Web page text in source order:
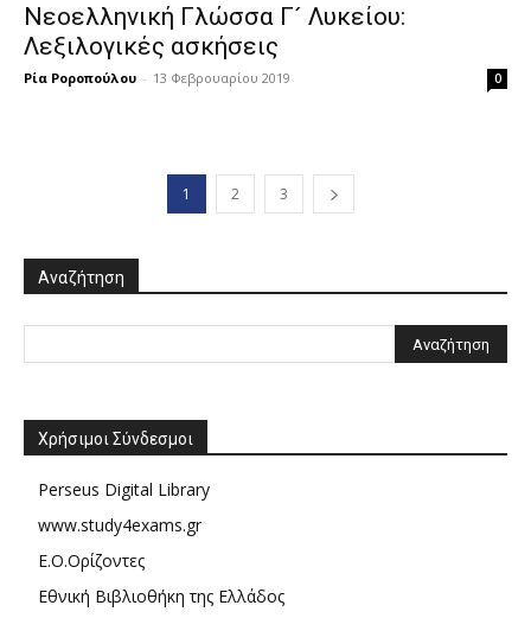
Νεοελληνική Γλώσσα Γ´ Λυκείου:
Λεξιλογικές ασκήσεις
Ρία Ροροπούλου - 13 Φεβρουαρίου 2019 0
1 2 3
Αναζήτηση
Χρήσιμοι Σύνδεσμοι
Perseus Digital Library
www.study4exams.gr
Ε.Ο.Ορίζοντες
Εθνική Βιβλιοθήκη της Ελλάδος